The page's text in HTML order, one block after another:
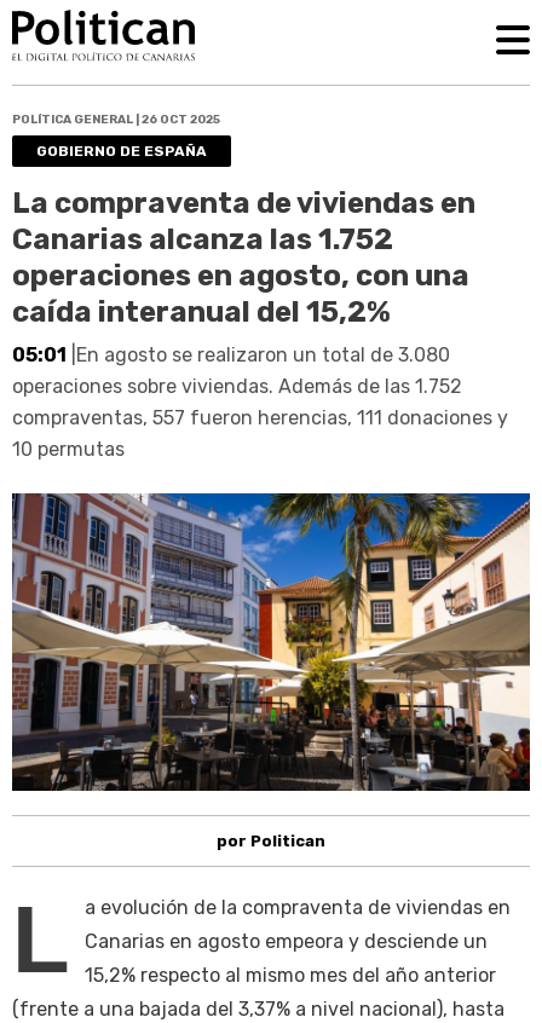
POLÍTICA GENERAL | 26 OCT 2025
GOBIERNO DE ESPAÑA
La compraventa de viviendas en
Canarias alcanza las 1.752
operaciones en agosto, con una
caída interanual del 15,2%
05:01 |En agosto se realizaron un total de 3.080
operaciones sobre viviendas. Además de las 1.752
compraventas, 557 fueron herencias, 111 donaciones y
10 permutas
por Politican
L
a evolución de la compraventa de viviendas en
Canarias en agosto empeora y desciende un
15,2% respecto al mismo mes del año anterior
(frente a una bajada del 3,37% a nivel nacional), hasta